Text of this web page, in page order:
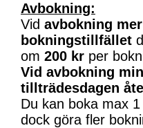
Avbokning:
Vid avbokning
bokningstillfället
om 200 kr per
Vid avbokning
tillträdesdagen
Du kan boka max
dock göra fler